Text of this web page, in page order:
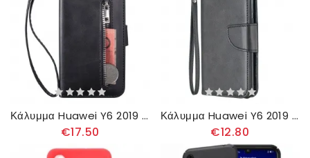
Κάλυμμα Huawei Y6 2019 / Honor 8A Πορτοφόλι Με Κορδόνι
€17.50
Κάλυμμα Huawei Y6 2019 / Honor 8A Θήκη Flip Λείο Λοξό Πτερύγιο
€12.80